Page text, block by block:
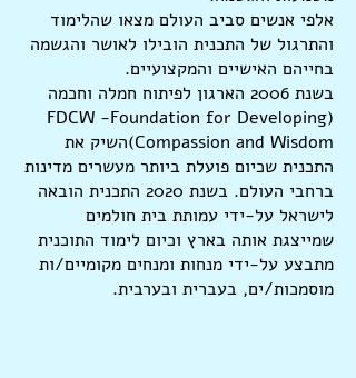
אלפי אנשים סביב העולם מצאו שהלימוד
והתרגול של התכנית הובילו לאושר והגשמה
בחייהם האישיים והמקצועיים.
בשנת 2006 הארגון לפיתוח חמלה וחכמה
(FDCW -Foundation for Developing
Compassion and Wisdom)השיק את
התכנית שכיום פועלת ביותר מעשרים מדינות
ברחבי העולם. בשנת 2020 התכנית הובאה
לישראל על-ידי עמותת בית חולמים
שמייצגת אותה בארץ וכיום לימוד התוכנית
מתבצע על-ידי מנחות ומנחים מקומיים/ות
מוסמכות/ים, בעברית ובערבית.